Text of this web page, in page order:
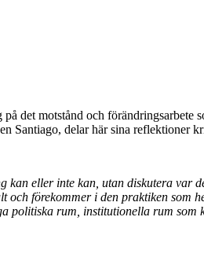
det motstånd och
Santiago, delar här sina reflektioner
eller inte kan, utan diskutera var
förekommer i den praktiken
rum, institutionella rum